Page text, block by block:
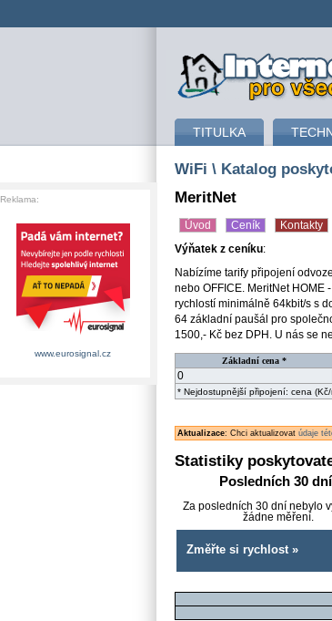
připojení k
TITULKA
WiFi \ Katalog
MeritNet
Úvod Ceník Kontakty
Výňatek z ceníku:
Nabízíme tarify připojení
nebo OFFICE. MeritNet
rychlostí minimálně 64kbit/s s
64 základní paušál pro
1500,- Kč bez DPH. U nás se
Základní cena *
0
* Nejdostupnější připojení: cena
Aktualizace: Chci aktualizovat údaje
Statistiky
Posledních 30
Za posledních 30 dní nebylo
žádne měření.
Změřte si rychlost »
Reklama:
www.eurosignal.cz